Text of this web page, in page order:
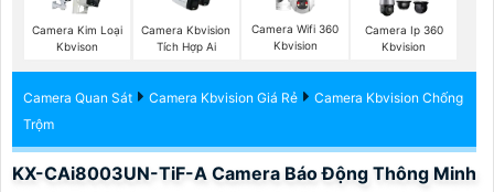
Camera Kim Loại
Kbvison
Camera Kbvision
Tích Hợp Ai
Camera Wifi 360
Kbvision
Camera Ip 360
Kbvision
Camera Quan Sát Camera Kbvision Giá Rẻ
Camera Kbvision Chống
Trộm
KX-CAi8003UN-TiF-A Camera Báo Động Thông Minh